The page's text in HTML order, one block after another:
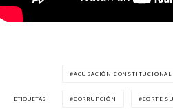
ETIQUETAS
ACUSACIÓN CONSTITUCIONAL
CORRUPCIÓN CORTE